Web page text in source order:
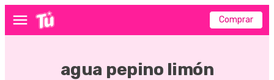
Menú Comprar
agua pepino limón